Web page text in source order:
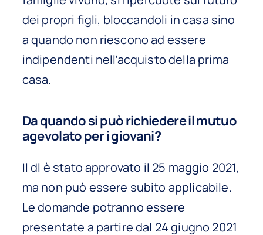
dei propri figli, bloccandoli in casa sino
a quando non riescono ad essere
indipendenti nell’acquisto della prima
casa.
Da quando si può richiedere il mutuo
agevolato per i giovani?
Il dl è stato approvato il 25 maggio 2021,
ma non può essere subito applicabile.
Le domande potranno essere
presentate a partire dal 24 giugno 2021